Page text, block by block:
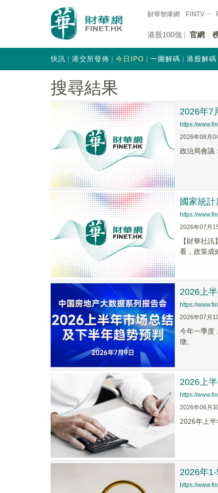
財華智庫網 FINTV
港股100強 官網
快訊 港交所發佈 今日IPO 一圖解碼 港股解碼
搜尋結果
2026年7
https://
2026年08月
政治局會議
國家統
https://
2026年07月
【財華社
看，政策成
2026上
https://
2026年07月
今年一季度
徵。
2026上
https://
2026年06月
2026年上
2026年
https://